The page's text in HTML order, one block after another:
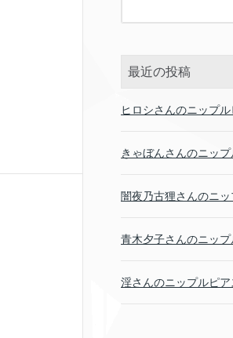
最近の投稿
ヒロシさんのニップ
きゃぼんさんのニッ
闇夜乃古狸さんのニ
青木夕子さんのニッ
淫さんのニップルピ